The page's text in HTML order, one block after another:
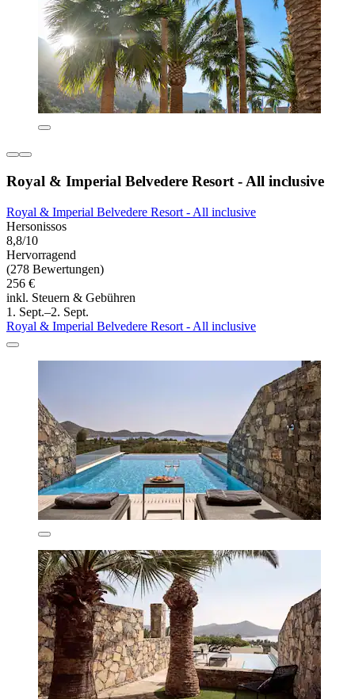
Royal & Imperial Belvedere Resort - All inclusive
Royal & Imperial Belvedere Resort - All inclusive
Hersonissos
8,8/10
Hervorragend
(278 Bewertungen)
256 €
inkl. Steuern & Gebühren
1. Sept.–2. Sept.
Royal & Imperial Belvedere Resort - All inclusive